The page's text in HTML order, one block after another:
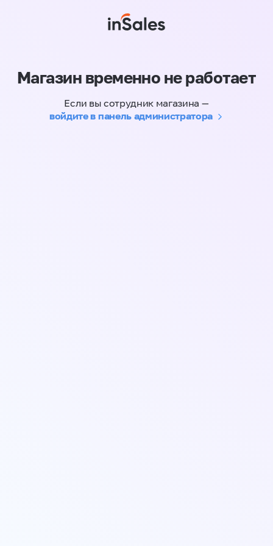
Магазин временно не работает
Если вы сотрудник магазина —
войдите в панель администратора